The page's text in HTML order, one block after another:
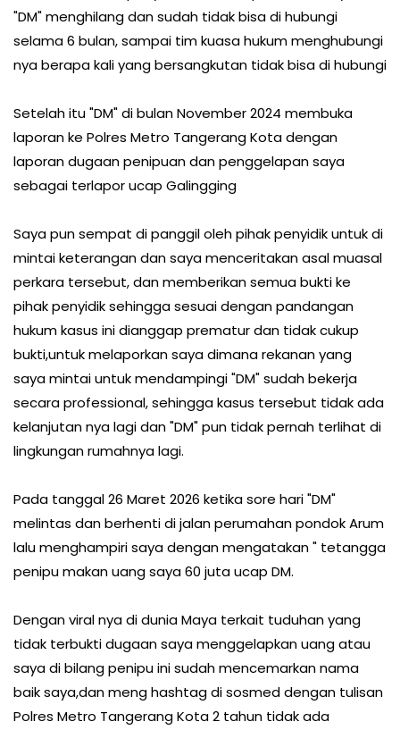
"DM" menghilang dan sudah tidak bisa di hubungi
selama 6 bulan, sampai tim kuasa hukum menghubungi
nya berapa kali yang bersangkutan tidak bisa di hubungi
Setelah itu "DM" di bulan November 2024 membuka
laporan ke Polres Metro Tangerang Kota dengan
laporan dugaan penipuan dan penggelapan saya
sebagai terlapor ucap Galingging
Saya pun sempat di panggil oleh pihak penyidik untuk di
mintai keterangan dan saya menceritakan asal muasal
perkara tersebut, dan memberikan semua bukti ke
pihak penyidik sehingga sesuai dengan pandangan
hukum kasus ini dianggap prematur dan tidak cukup
bukti,untuk melaporkan saya dimana rekanan yang
saya mintai untuk mendampingi "DM" sudah bekerja
secara professional, sehingga kasus tersebut tidak ada
kelanjutan nya lagi dan "DM" pun tidak pernah terlihat di
lingkungan rumahnya lagi.
Pada tanggal 26 Maret 2026 ketika sore hari "DM"
melintas dan berhenti di jalan perumahan pondok Arum
lalu menghampiri saya dengan mengatakan " tetangga
penipu makan uang saya 60 juta ucap DM.
Dengan viral nya di dunia Maya terkait tuduhan yang
tidak terbukti dugaan saya menggelapkan uang atau
saya di bilang penipu ini sudah mencemarkan nama
baik saya,dan meng hashtag di sosmed dengan tulisan
Polres Metro Tangerang Kota 2 tahun tidak ada